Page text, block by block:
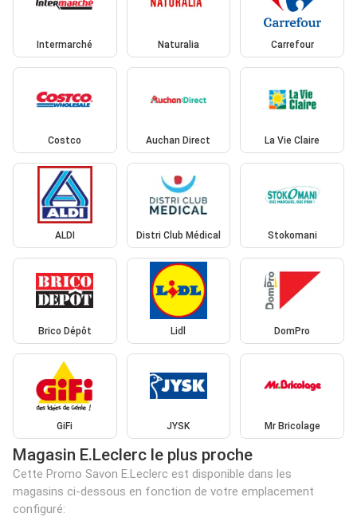
Intermarché Naturalia Carrefour
Costco Auchan Direct La Vie Claire
ALDI Distri Club Médical Stokomani
Brico Dépôt Lidl DomPro
GiFi JYSK Mr Bricolage
Magasin E.Leclerc le plus proche
Cette Promo Savon E.Leclerc est disponible dans les
magasins ci-dessous en fonction de votre emplacement
configuré: